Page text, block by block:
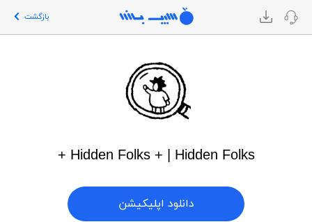
بازگشت
Hidden Folks + | Hidden Folks +
دانلود اپلیکیشن